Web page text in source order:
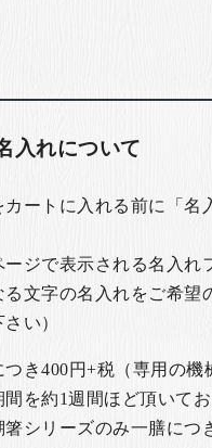
入れについて
カートに入れる前に「名
ージで表示される名入れ
る文字の名入れをご希
い）
つき400円+税（専用の機
間を約1週間ほど頂いてお
シリーズのみ一膳につ